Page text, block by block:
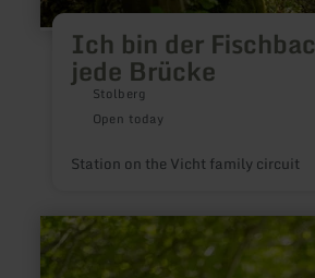
Ich bin der
jede Brücke
Stolberg
Open today
Station on the Vicht family circuit
learn
more
about: